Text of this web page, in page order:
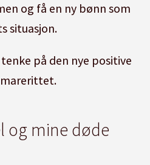
og få en ny bønn som
situasjon.
på den nye positive
og mine døde